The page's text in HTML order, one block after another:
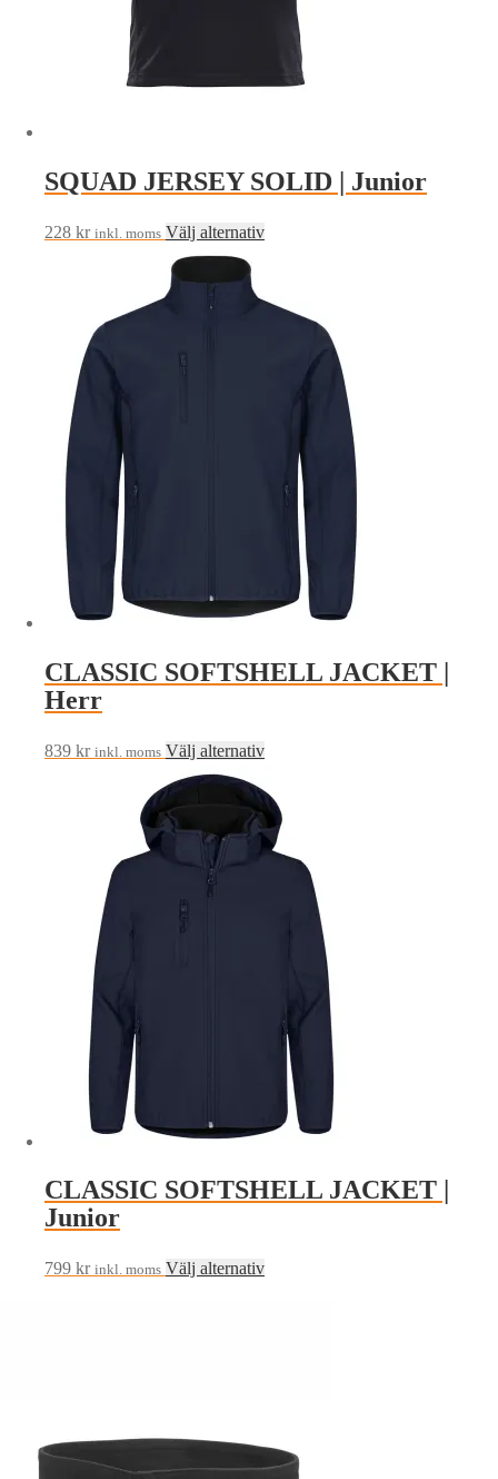
SQUAD JERSEY SOLID | Junior
228 kr inkl. moms Välj alternativDen
har
varianter.
alternativen
kan
produktsidan
CLASSIC SOFTSHELL JACKET |
Herr
839 kr inkl. moms Välj alternativDen
produkten
har
flera
varianter.
alternativen
väljas
produktsidan
CLASSIC SOFTSHELL JACKET |
Junior
799 kr inkl. moms Välj alternativDen
olika